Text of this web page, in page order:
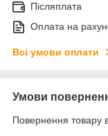
Післяплата
Оплата на
Всі умови оплати
Умови
Повернення товару